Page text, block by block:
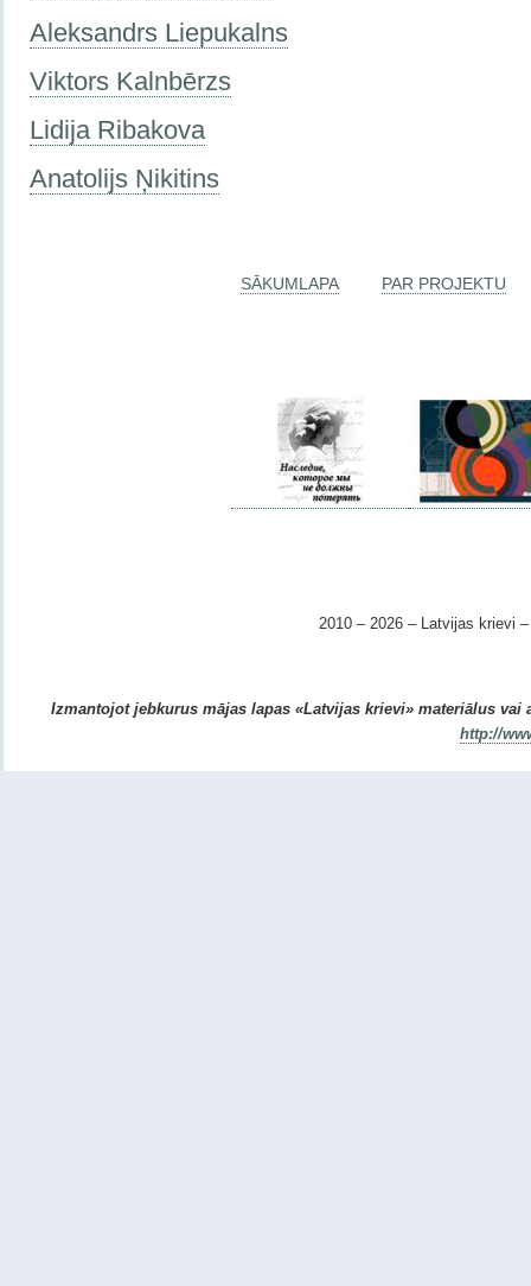
Aleksandrs Liepukalns
Viktors Kalnbērzs
Lidija Ribakova
Anatolijs Ņikitins
SĀKUMLAPA PAR PROJEKTU
2010 – 2026 – Latvijas krievi –
Izmantojot jebkurus mājas lapas «Latvijas krievi» materiālus
http://